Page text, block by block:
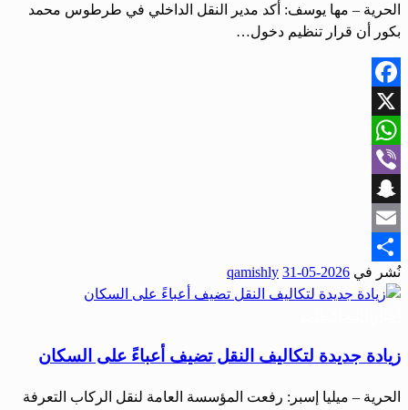
الحرية – مها يوسف: أكد مدير النقل الداخلي في طرطوس محمد
بكور أن قرار تنظيم دخول…
Facebook
X
WhatsApp
Viber
Snapchat
Email
Share
نُشر في 2026-05-31
qamishly
زيادة جديدة لتكاليف النقل تضيف أعباءً على السكان
الحرية – ميليا إسبر: رفعت المؤسسة العامة لنقل الركاب التعرفة